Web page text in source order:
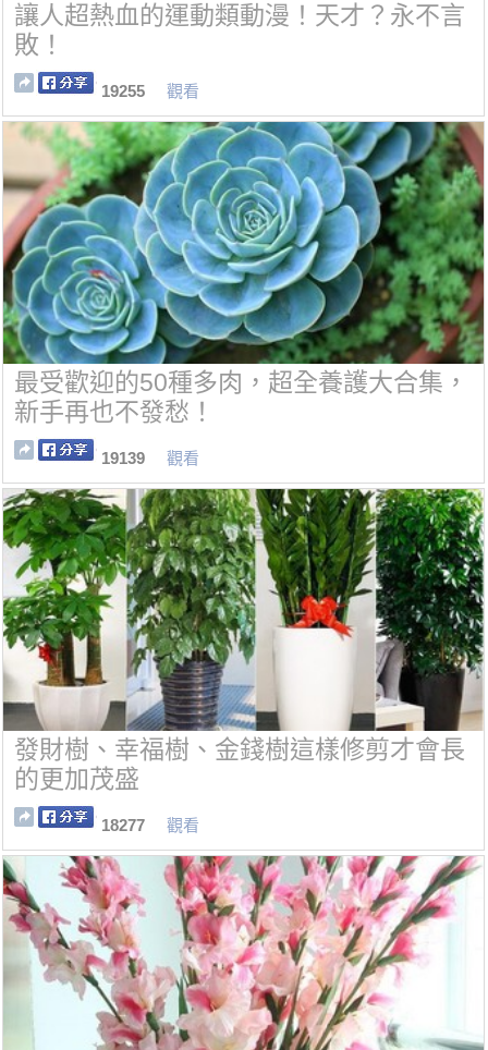
讓人超熱血的運動類動漫！天才？永不言
敗！
19255 觀看
最受歡迎的50種多肉，超全養護大合集，
新手再也不發愁！
19139 觀看
發財樹、幸福樹、金錢樹這樣修剪才會長
的更加茂盛
18277 觀看